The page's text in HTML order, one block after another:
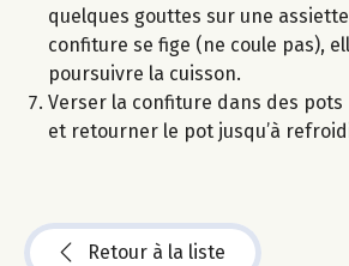
quelques gouttes sur une
confiture se fige (ne coule pas),
poursuivre la cuisson.
Verser la confiture dans des
et retourner le pot jusqu’à
Retour à la liste